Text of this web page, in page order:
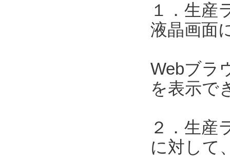
１．生産
液晶画面
Webブラ
を表示で
２．生産
に対して